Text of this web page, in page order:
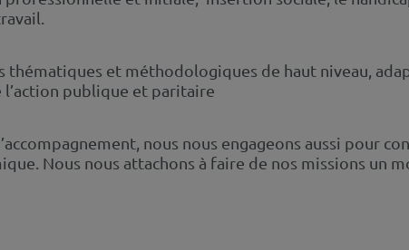
et méthodologiques de haut niveau,
publique et paritaire
nous nous engageons aussi pour
Nous nous attachons à faire de nos missions un